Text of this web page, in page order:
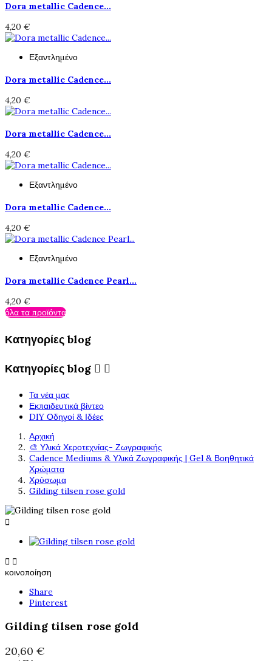
Dora metallic Cadence...
4,20 €
Εξαντλημένο
Dora metallic Cadence...
4,20 €
Dora metallic Cadence...
4,20 €
Εξαντλημένο
Dora metallic Cadence...
4,20 €
Εξαντλημένο
Dora metallic Cadence Pearl...
4,20 €
όλα τα προϊόντα
Κατηγορίες blog
Κατηγορίες blog  
Τα νέα μας
Εκπαιδευτικά βίντεο
DIY Οδηγοί & Ιδέες
Αρχική
🎨 Υλικά Χεροτεχνίας- Ζωγραφικής
Cadence Mediums & Υλικά Ζωγραφικής | Gel & Βοηθητικά
Χρώματα
Χρύσωμα
Gilding tilsen rose gold

 
κοινοποίηση
Share
Pinterest
Gilding tilsen rose gold
20,60 €